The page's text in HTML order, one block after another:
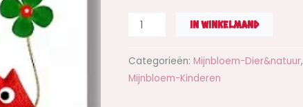
geluk
IN WINKELMAND
Categorieën: Mijnbloem-Dier&natuur,
Mijnbloem-Kinderen